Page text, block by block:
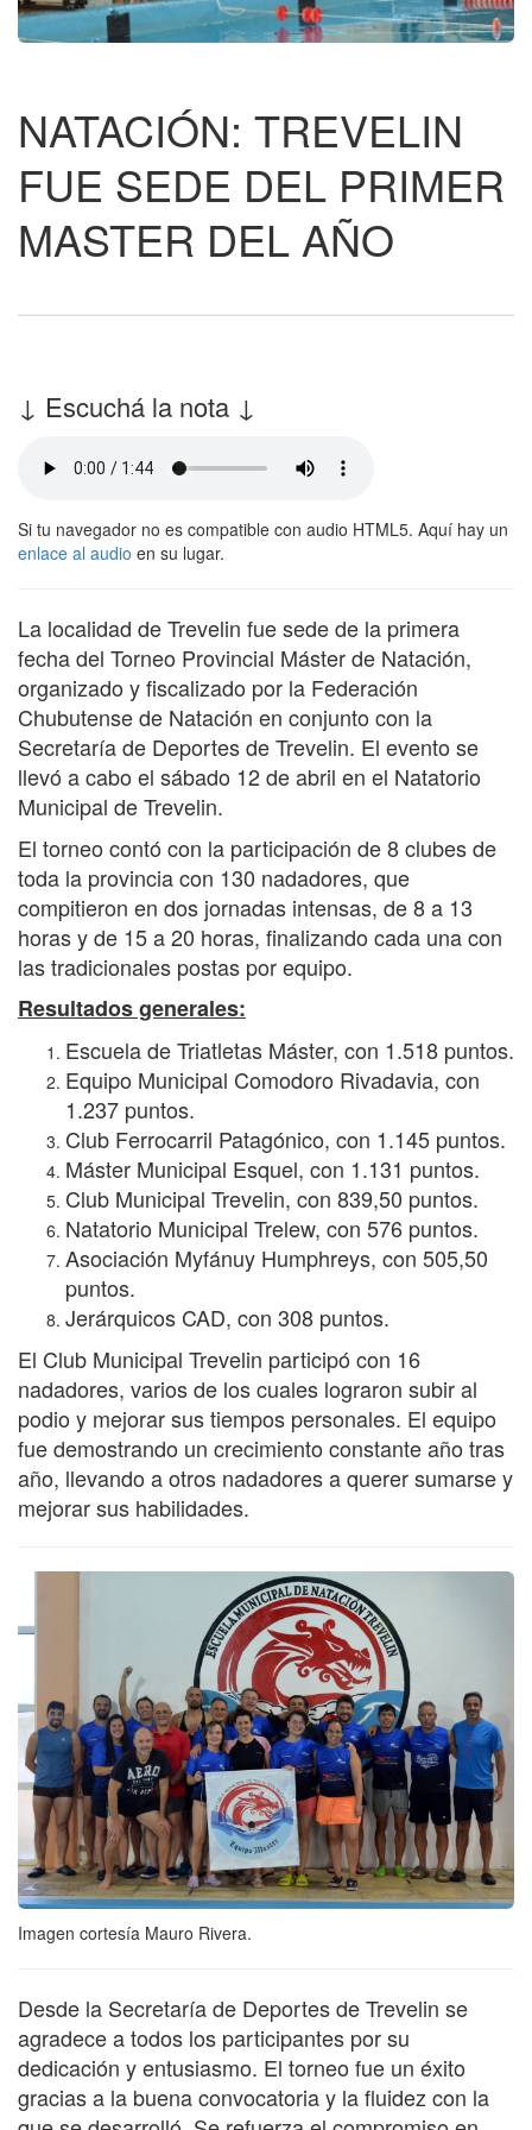
NATACIÓN: TREVELIN
FUE SEDE DEL PRIMER
MASTER DEL AÑO
↓ Escuchá la nota ↓
Si tu navegador no es compatible con audio HTML5. Aquí hay un
enlace al audio en su lugar.
La localidad de Trevelin fue sede de la primera
fecha del Torneo Provincial Máster de Natación,
organizado y fiscalizado por la Federación
Chubutense de Natación en conjunto con la
Secretaría de Deportes de Trevelin. El evento se
llevó a cabo el sábado 12 de abril en el Natatorio
Municipal de Trevelin.
El torneo contó con la participación de 8 clubes de
toda la provincia con 130 nadadores, que
compitieron en dos jornadas intensas, de 8 a 13
horas y de 15 a 20 horas, finalizando cada una con
las tradicionales postas por equipo.
Resultados generales:
Escuela de Triatletas Máster, con 1.518 puntos.
Equipo Municipal Comodoro Rivadavia, con
1.237 puntos.
Club Ferrocarril Patagónico, con 1.145 puntos.
Máster Municipal Esquel, con 1.131 puntos.
Club Municipal Trevelin, con 839,50 puntos.
Natatorio Municipal Trelew, con 576 puntos.
Asociación Myfánuy Humphreys, con 505,50
puntos.
Jerárquicos CAD, con 308 puntos.
El Club Municipal Trevelin participó con 16
nadadores, varios de los cuales lograron subir al
podio y mejorar sus tiempos personales. El equipo
fue demostrando un crecimiento constante año tras
año, llevando a otros nadadores a querer sumarse y
mejorar sus habilidades.
Imagen cortesía Mauro Rivera.
Desde la Secretaría de Deportes de Trevelin se
agradece a todos los participantes por su
dedicación y entusiasmo. El torneo fue un éxito
gracias a la buena convocatoria y la fluidez con la